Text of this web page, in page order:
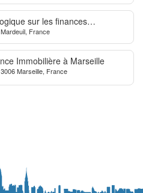
sur les finances
France
Immobilière à Marseille
Marseille, France